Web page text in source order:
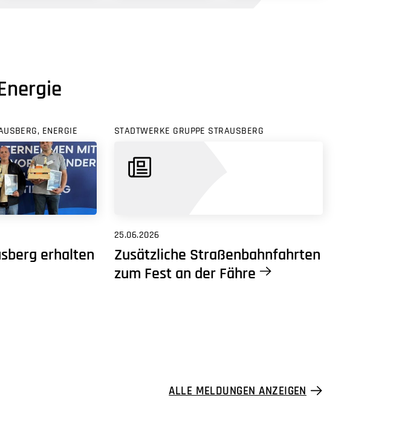
ENERGIE
erhalten
STADTWERKE GRUPPE STRAUSBERG
25.06.2026
Zusätzliche Straßenbahnfahrten
zum Fest an der Fähre
ALLE MELDUNGEN ANZEIGEN